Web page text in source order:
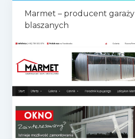
Marmet – producent garaży
blaszanych